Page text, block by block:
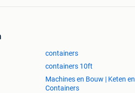
containers
containers 10ft
Machines en Bouw | Keten en
Containers